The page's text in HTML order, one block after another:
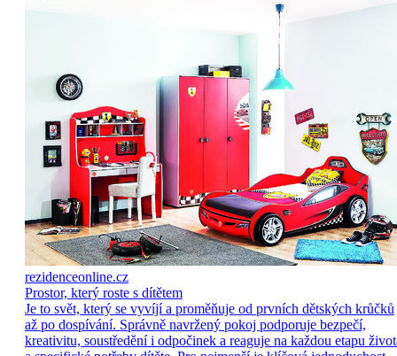
rezidenceonline.cz
Prostor, který roste s dítětem
Je to svět, který se vyvíjí a proměňuje od prvních dětských krůčků
až po dospívání. Správně navržený pokoj podporuje bezpečí,
kreativitu, soustředění i odpočinek a reaguje na každou etapu